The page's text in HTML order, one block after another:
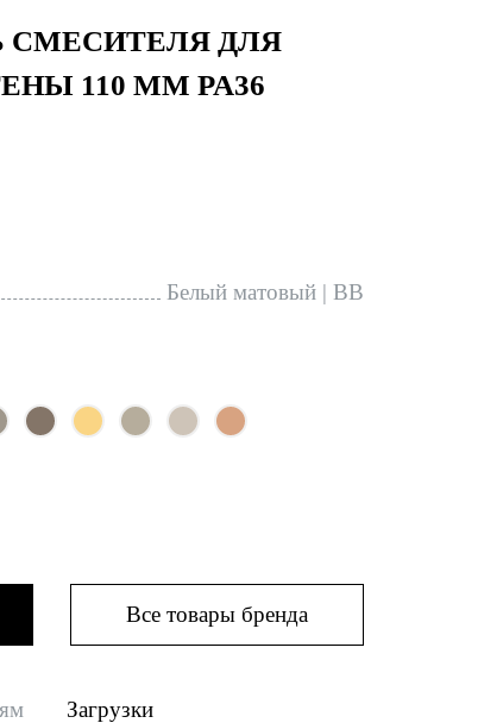
СМЕСИТЕЛЯ ДЛЯ
110 ММ PA36
Белый матовый | BB
Все товары бренда
Загрузки